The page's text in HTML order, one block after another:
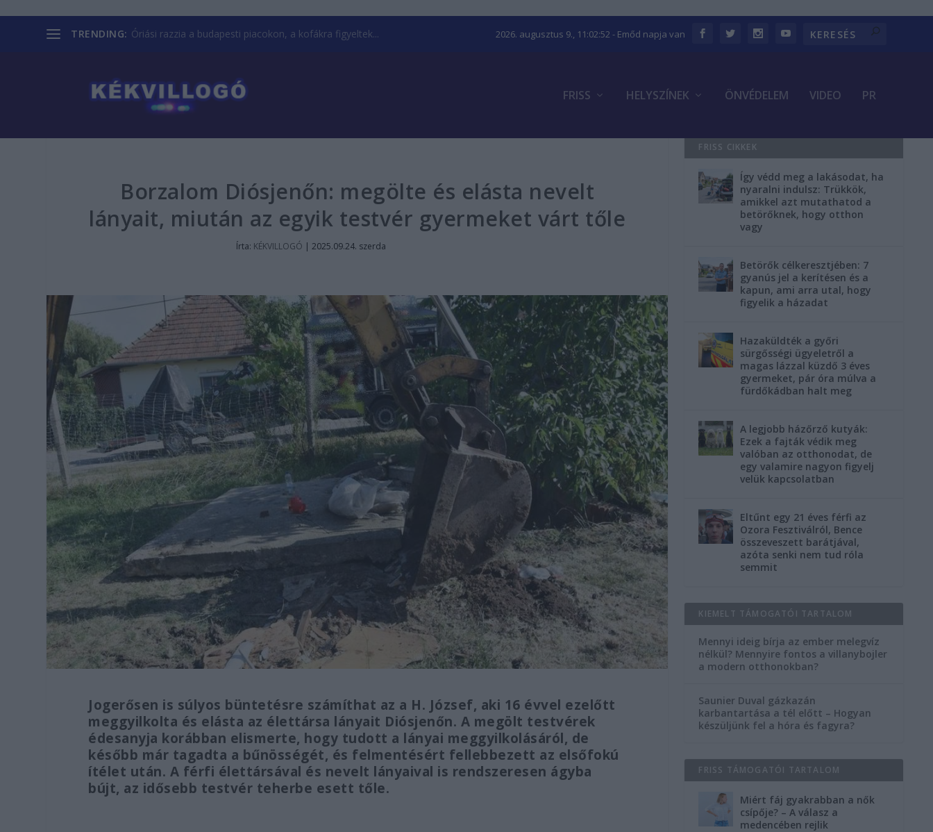
TRENDING: Óriási razzia a budapesti piacokon, a kofákra figyeltek... 2026. augusztus 9., 11:02:53 - Emőd napja van
FRISS HELYSZÍNEK ÖNVÉDELEM VIDEO PR
Borzalom Diósjenőn: megölte és elásta nevelt
lányait, miután az egyik testvér gyermeket várt tőle
Írta: KÉKVILLOGÓ |2025.09.24. szerda
Jogerősen is súlyos büntetésre számíthat az a H. József, aki 16 évvel ezelőtt
meggyilkolta és elásta az élettársa lányait Diósjenőn. A megölt testvérek
édesanyja korábban elismerte, hogy tudott a lányai meggyilkolásáról, de
később már tagadta a bűnösségét, és felmentésért fellebbezett az elsőfokú
ítélet után. A férfi élettársával és nevelt lányaival is rendszeresen ágyba
bújt, az idősebb testvér teherbe esett tőle.
FRISS CIKKEK
Így védd meg a lakásodat, ha
nyaralni indulsz: Trükkök,
amikkel azt mutathatod a
betörőknek, hogy otthon
vagy
Betörők célkeresztjében: 7
gyanús jel a kerítésen és a
kapun, ami arra utal, hogy
figyelik a házadat
Hazaküldték a győri
sürgősségi ügyeletről a
magas lázzal küzdő 3 éves
gyermeket, pár óra múlva a
fürdőkádban halt meg
A legjobb házőrző kutyák:
Ezek a fajták védik meg
valóban az otthonodat, de
egy valamire nagyon figyelj
velük kapcsolatban
Eltűnt egy 21 éves férfi az
Ozora Fesztiválról, Bence
összeveszett barátjával,
azóta senki nem tud róla
semmit
KIEMELT TÁMOGATÓI TARTALOM
Mennyi ideig bírja az ember melegvíz
nélkül? Mennyire fontos a villanybojler
a modern otthonokban?
Saunier Duval gázkazán
karbantartása a tél előtt – Hogyan
készüljünk fel a hóra és fagyra?
FRISS TÁMOGATÓI TARTALOM
Miért fáj gyakrabban a nők
csípője? – A válasz a
medencében rejlik